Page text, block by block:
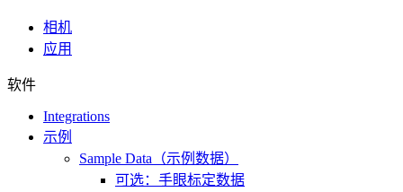
相机
应用
软件
Integrations
示例
Sample Data（示例数据）
可选：手眼标定数据